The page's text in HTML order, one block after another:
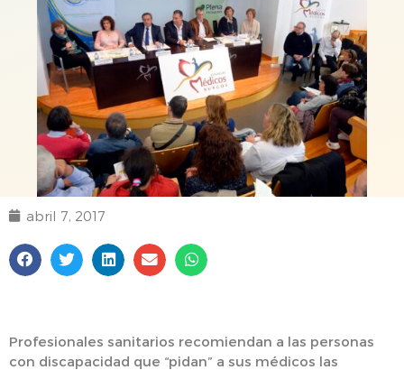
abril 7, 2017
Profesionales sanitarios recomiendan a las personas
con discapacidad que “pidan” a sus médicos las